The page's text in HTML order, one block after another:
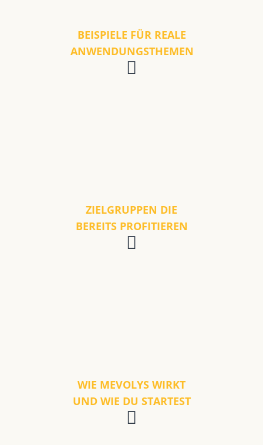
BEISPIELE FÜR REALE
ANWENDUNGSTHEMEN
ZIELGRUPPEN DIE
BEREITS PROFITIEREN
WIE MEVOLYS WIRKT
UND WIE DU STARTEST